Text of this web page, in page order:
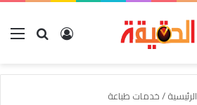
بحث عنتسجيل
الرئيسية/خدمات طباعة